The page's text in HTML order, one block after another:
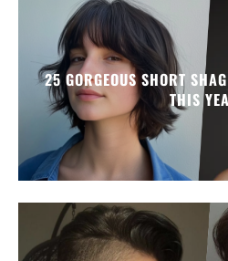
25 GORGEOUS SHORT
THIS